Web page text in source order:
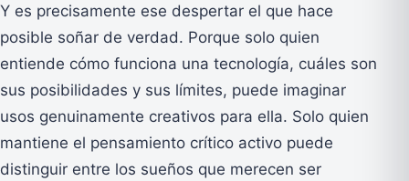
Y es precisamente ese despertar el que hace
posible soñar de verdad. Porque solo quien
entiende cómo funciona una tecnología, cuáles son
sus posibilidades y sus límites, puede imaginar
usos genuinamente creativos para ella. Solo quien
mantiene el pensamiento crítico activo puede
distinguir entre los sueños que merecen ser